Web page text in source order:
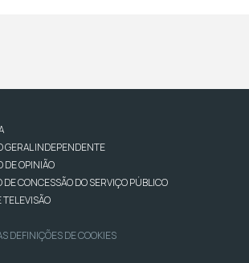
GERAL INDEPENDENTE
DE OPINIÃO
DE CONCESSÃO DO SERVIÇO PÚBLICO
TELEVISÃO
DEFINIÇÕES DE COOKIES